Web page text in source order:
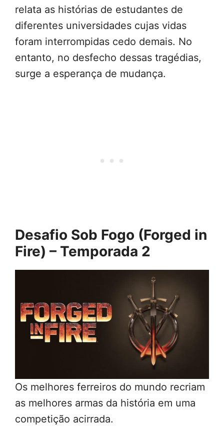
relata as histórias de estudantes de
diferentes universidades cujas vidas
foram interrompidas cedo demais. No
entanto, no desfecho dessas tragédias,
surge a esperança de mudança.
Desafio Sob Fogo (Forged in
Fire) – Temporada 2
Os melhores ferreiros do mundo recriam
as melhores armas da história em uma
competição acirrada.